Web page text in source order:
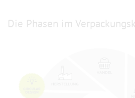
Die Phasen im